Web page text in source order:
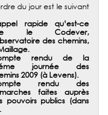
du jour est le suivant
rapide qu’est-ce
le Codever,
des chemins,
rendu de la
journée des
2009 (à Levens).
rendu des
faites auprès
pouvoirs publics (dans